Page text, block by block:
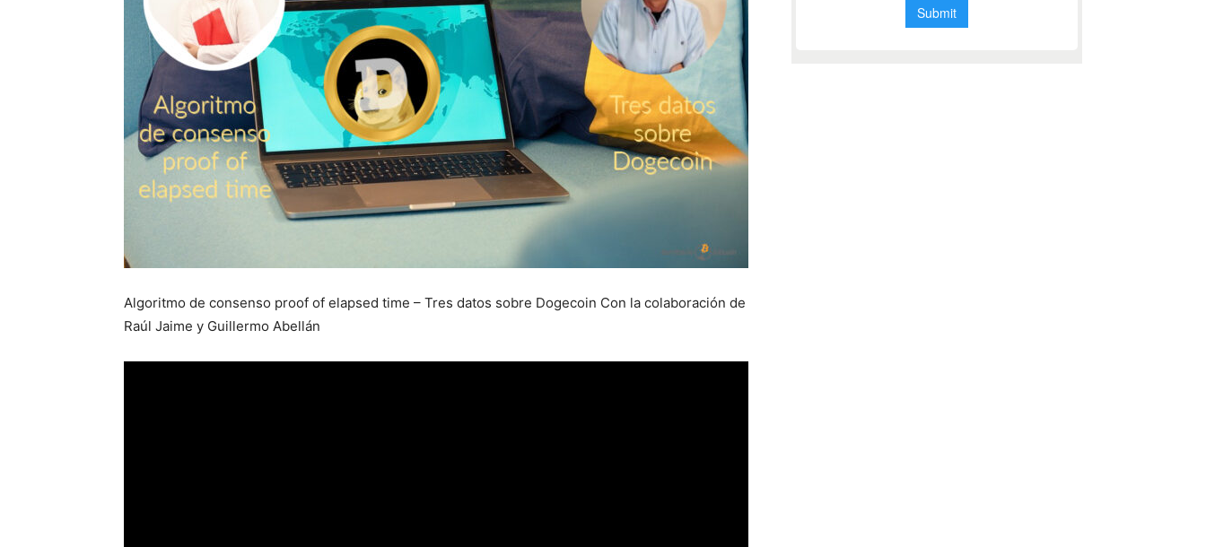
Algoritmo de consenso proof of elapsed time – Tres datos sobre Dogecoin Con la colaboración de
Raúl Jaime y Guillermo Abellán